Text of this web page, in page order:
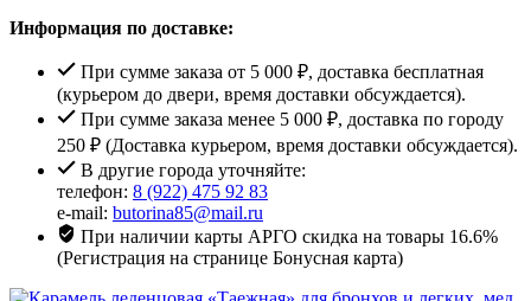
Информация по доставке:
При сумме заказа от 5 000 ₽, доставка бесплатная
(курьером до двери, время доставки обсуждается).
При сумме заказа менее 5 000 ₽, доставка по городу
250 ₽ (Доставка курьером, время доставки обсуждается).
В другие города уточняйте:
телефон: 8 (922) 475 92 83
e-mail: butorina85@mail.ru
При наличии карты АРГО скидка на товары 16.6%
(Регистрация на странице Бонусная карта)